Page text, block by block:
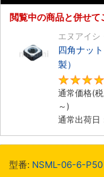
閲覧中の商品と併せて
エヌアイシ
四角ナッ
製）
通常価格(税
～)
通常出荷日
型番: NSML-06-6-P50